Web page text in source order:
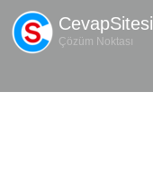
CevapSitesi
Çözüm Noktası